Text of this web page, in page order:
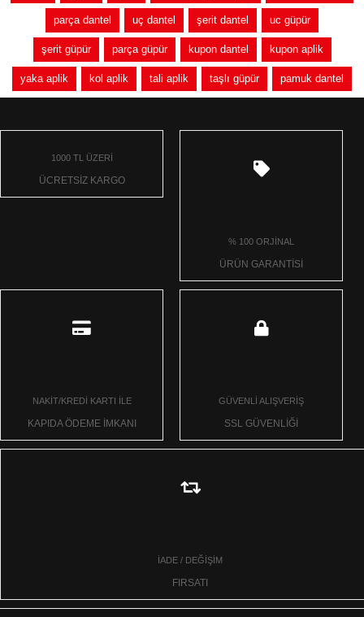
parça dantel uç dantel şerit dantel uc güpür
şerit güpür parça güpür kupon dantel kupon aplik
yaka aplik kol aplik tali aplik taşlı güpür pamuk dantel
1000 TL ÜZERİ
ÜCRETSİZ KARGO
% 100 ORJİNAL
ÜRÜN GARANTİSİ
NAKİT/KREDİ KARTI İLE
KAPIDA ÖDEME İMKANI
GÜVENLİ ALIŞVERİŞ
SSL GÜVENLİĞİ
İADE / DEĞİŞİM
FIRSATI